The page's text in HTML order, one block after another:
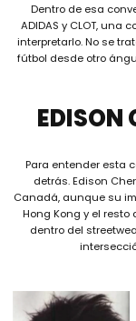
Dentro de esa
ADIDAS y CLOT, una
interpretarlo. No se
fútbol desde otro
EDISON
Para entender esta
detrás. Edison
Canadá, aunque su
Hong Kong y el resto
dentro del